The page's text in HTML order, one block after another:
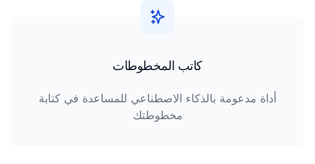
كاتب المخطوطات
أداة مدعومة بالذكاء الاصطناعي للمساعدة في كتابة
مخطوطتك